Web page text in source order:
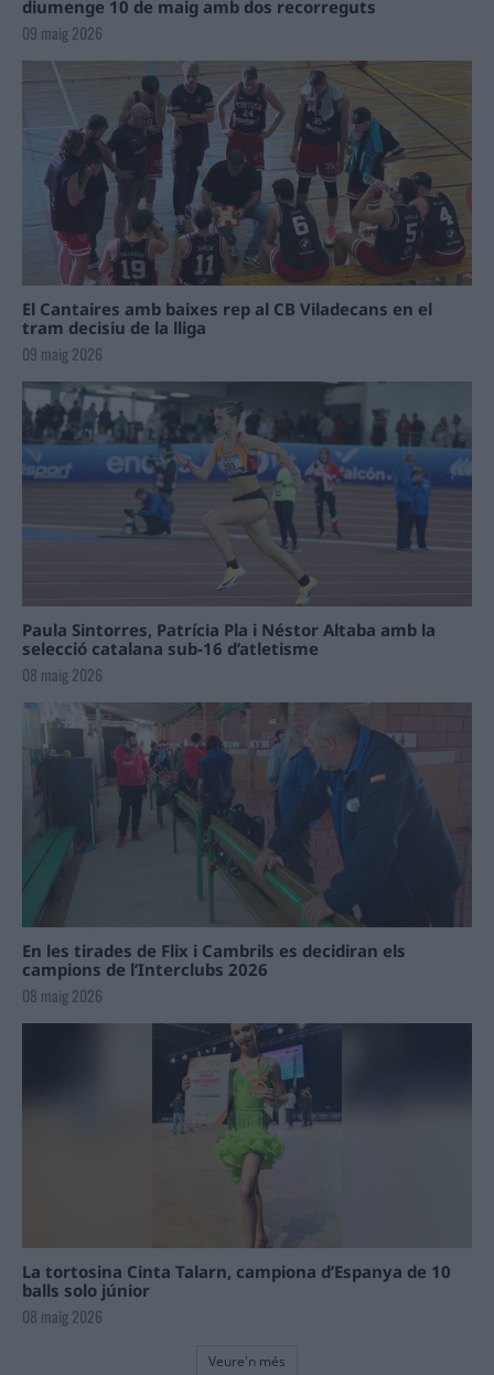
diumenge 10 de maig amb dos recorreguts
09 maig 2026
El Cantaires amb baixes rep al CB Viladecans en el
tram decisiu de la lliga
09 maig 2026
Paula Sintorres, Patrícia Pla i Néstor Altaba amb la
selecció catalana sub-16 d’atletisme
08 maig 2026
En les tirades de Flix i Cambrils es decidiran els
campions de l’Interclubs 2026
08 maig 2026
La tortosina Cinta Talarn, campiona d’Espanya de 10
balls solo júnior
08 maig 2026
Veure'n més